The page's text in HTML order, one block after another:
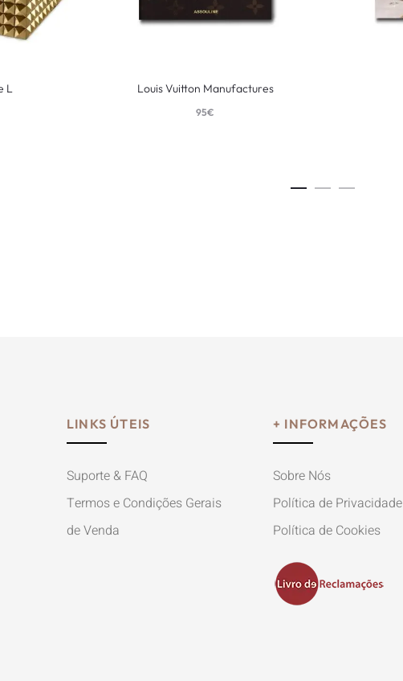
L Louis Vuitton Manufactures
95€
LINKS ÚTEIS
Suporte & FAQ
Termos e Condições Gerais
de Venda
+ INFORMAÇÕES
Sobre Nós
Política de Privacidade
Política de Cookies